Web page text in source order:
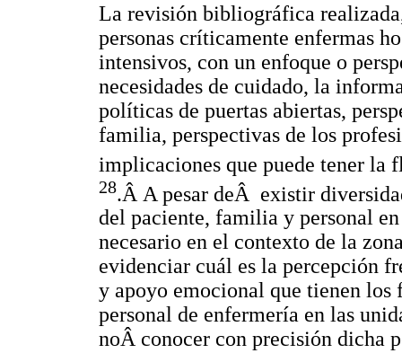
La revisión bibliográfica
personas críticamente enfermas
intensivos, con un enfoque o
necesidades de cuidado, la
políticas de puertas abiertas,
familia, perspectivas de los
implicaciones que puede tener
28.Â A pesar deÂ existir
del paciente, familia y personal
necesario en el contexto de la
evidenciar cuál es la percepción
y apoyo emocional que tienen
personal de enfermería en las
noÂ conocer con precisión dicha